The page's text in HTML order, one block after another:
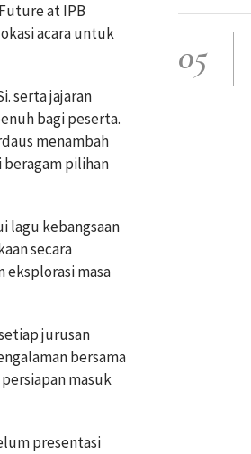
at IPB
acara untuk
serta jajaran
bagi peserta.
menambah
pilihan
lagu kebangsaan
secara
masa
jurusan
bersama
masuk
presentasi
05